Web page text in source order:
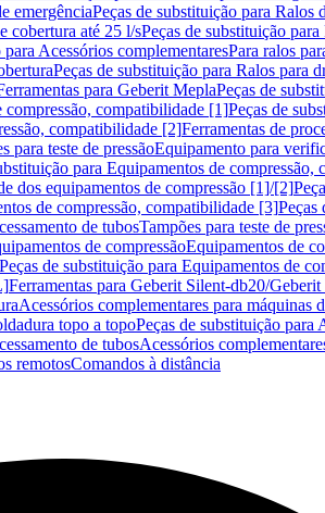
emergênciaPeças de substituição para Ralos
cobertura até 25 l/sPeças de substituição
Acessórios complementaresPara ralos
Peças de substituição para Ralos para
para Geberit MeplaPeças de
compressão, compatibilidade [1]Peças de
compatibilidade [2]Ferramentas de
para teste de pressãoEquipamento para
para Equipamentos de
dos equipamentos de compressão [1]/[2]
de compressão, compatibilidade [3]Peças
de tubosTampões para teste de
de compressãoEquipamentos de
Peças de substituição para Equipamentos de
Ferramentas para Geberit Silent-db20/Geberit
Acessórios complementares para máquinas
topo a topoPeças de substituição para
de tubosAcessórios
remotosComandos à distância